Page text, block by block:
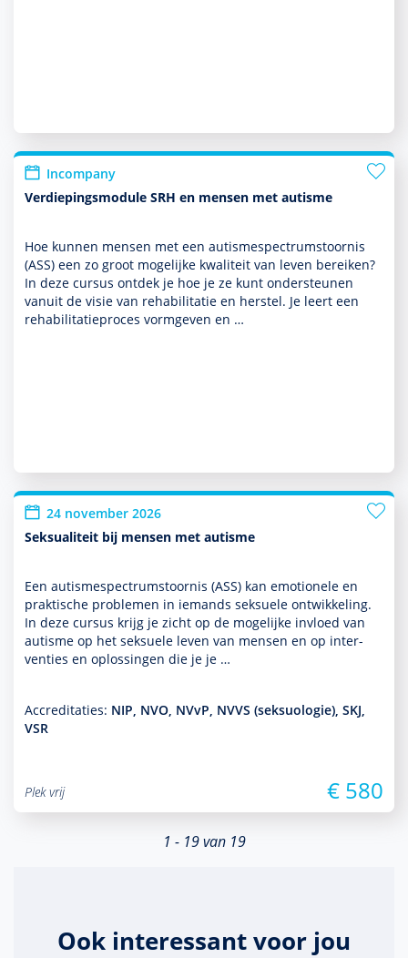
Incompany
Verdiepingsmodule SRH en mensen met autisme
Hoe kunnen mensen met een autisme­spectrum­stoor­nis
(ASS) een zo groot moge­lijke kwaliteit van leven bereiken?
In deze cursus ontdek je hoe je ze kunt onder­steunen
vanuit de visie van rehabi­li­ta­tie en herstel. Je leert een
rehabi­li­ta­tieproces vorm­geven en …
24 november 2026
Seksualiteit bij mensen met autisme
Een autisme­spectrum­stoor­nis (ASS) kan emotionele en
prak­tische pro­ble­men in iemands seksuele ont­wikke­ling.
In deze cursus krijg je zicht op de moge­lijke invloed van
autisme op het seksuele leven van mensen en op inter­
venties en oplos­singen die je je …
Accreditaties: NIP, NVO, NVvP, NVVS (seksuologie), SKJ,
VSR
Plek vrij € 580
1 - 19 van 19
Ook interessant voor jou